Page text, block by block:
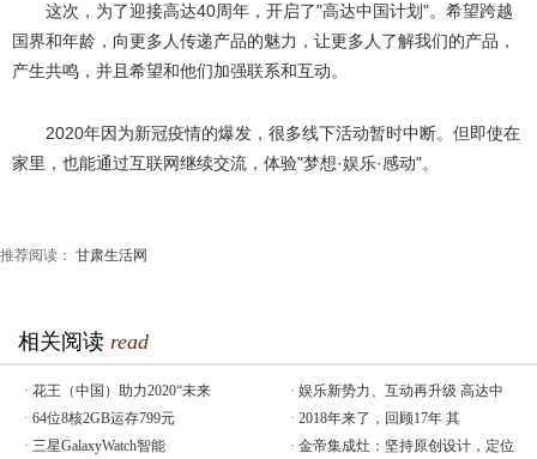
这次，为了迎接高达40周年，开启了"高达中国计划"。希望跨越
国界和年龄，向更多人传递产品的魅力，让更多人了解我们的产品，
产生共鸣，并且希望和他们加强联系和互动。
2020年因为新冠疫情的爆发，很多线下活动暂时中断。但即使在
家里，也能通过互联网继续交流，体验"梦想·娱乐·感动"。
推荐阅读： 甘肃生活网
相关阅读 read
· 花王（中国）助力2020“未来 · 娱乐新势力、互动再升级 高达中
· 64位8核2GB运存799元 · 2018年来了，回顾17年 其
· 三星GalaxyWatch智能 · 金帝集成灶：坚持原创设计，定位